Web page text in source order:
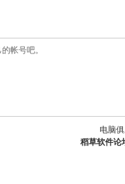
帐号吧。
电脑
稻草软件论